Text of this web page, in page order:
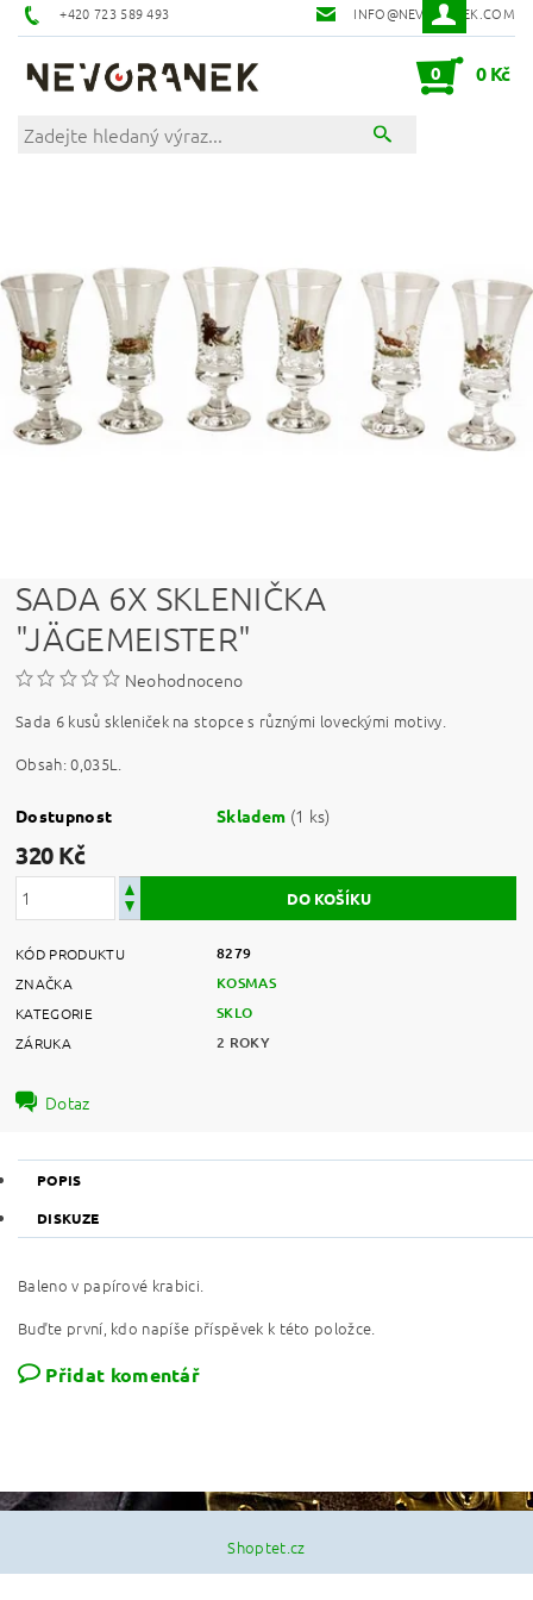
+420 723 589 493 INFO@NEVORANEK.COM
0 0 Kč
SADA 6X SKLENIČKA
"JÄGEMEISTER"
Neohodnoceno
Sada 6 kusů skleniček na stopce s různými loveckými motivy.
Obsah: 0,035L.
Dostupnost Skladem (1 ks)
320 Kč
KÓD PRODUKTU 8279
ZNAČKA KOSMAS
KATEGORIE SKLO
ZÁRUKA 2 ROKY
Dotaz
POPIS
DISKUZE
Baleno v papírové krabici.
Buďte první, kdo napíše příspěvek k této položce.
Přidat komentář
Shoptet.cz